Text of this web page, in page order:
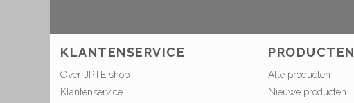
KLANTENSERVICE
Over JPTE shop
Klantenservice
PRODUCTEN
Alle producten
Nieuwe producten